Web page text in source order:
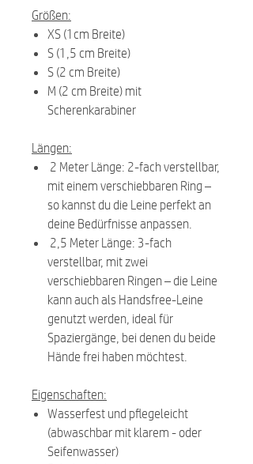
Größen:
XS (1cm Breite)
S (1,5 cm Breite)
S (2 cm Breite)
M (2 cm Breite) mit
Scherenkarabiner
Längen:
2 Meter Länge: 2-fach verstellbar,
mit einem verschiebbaren Ring –
so kannst du die Leine perfekt an
deine Bedürfnisse anpassen.
2,5 Meter Länge: 3-fach
verstellbar, mit zwei
verschiebbaren Ringen – die Leine
kann auch als Handsfree-Leine
genutzt werden, ideal für
Spaziergänge, bei denen du beide
Hände frei haben möchtest.
Eigenschaften:
Wasserfest und pflegeleicht
(abwaschbar mit klarem - oder
Seifenwasser)